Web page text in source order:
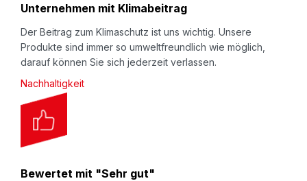
Unternehmen mit Klimabeitrag
Der Beitrag zum Klimaschutz ist uns wichtig. Unsere
Produkte sind immer so umweltfreundlich wie möglich,
darauf können Sie sich jederzeit verlassen.
Nachhaltigkeit
Bewertet mit "Sehr gut"